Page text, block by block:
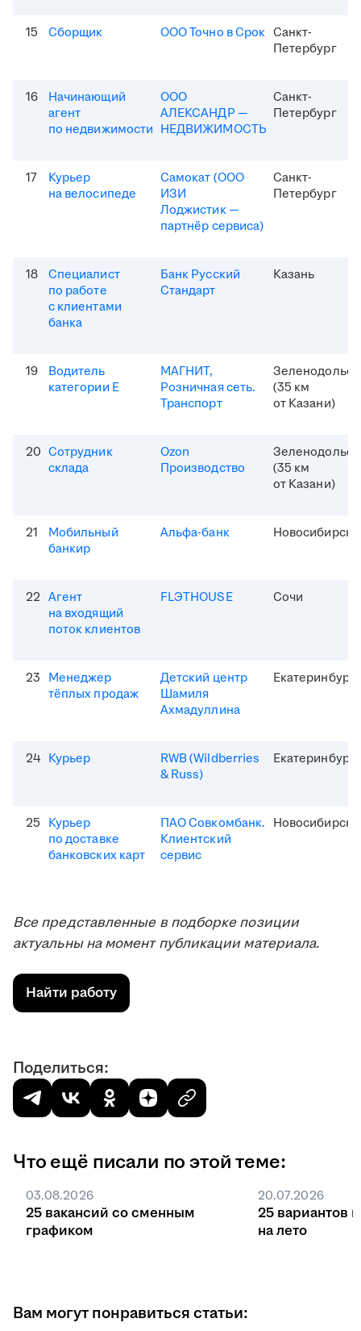
15 Сборщик ООО Точно в Срок Санкт-
Петербург
16
Начинающий
агент
по недвижимости
ООО
АЛЕКСАНДР —
НЕДВИЖИМОСТЬ
Санкт-
Петербург
17
Курьер
на велосипеде
Самокат (ООО
ИЗИ
Лоджистик —
партнёр сервиса)
Санкт-
Петербург
18
Специалист
по работе
с клиентами
банка
Банк Русский
Стандарт
Казань
19
Водитель
категории Е
МАГНИТ,
Розничная сеть.
Транспорт
Зеленодольск
(35 км
от Казани)
20 Сотрудник
склада
Ozon
Производство
Зеленодольск
(35 км
от Казани)
21
Мобильный
банкир
Альфа-банк Новосибирск
22 Агент
на входящий
поток клиентов
FLЭTHOUSE Сочи
23 Менеджер
тёплых продаж
Детский центр
Шамиля
Ахмадуллина
Екатеринбург
24 Курьер
RWB (Wildberries
& Russ)
Екатеринбург
25 Курьер
по доставке
банковских карт
ПАО Совкомбанк.
Клиентский
сервис
Новосибирск
Все представленные в подборке позиции
актуальны на момент публикации материала.
Найти работу
Поделиться:
Что ещё писали по этой теме:
03.08.2026
25 вакансий со сменным
графиком
20.07.2026
25 вариантов
на лето
Вам могут понравиться статьи: